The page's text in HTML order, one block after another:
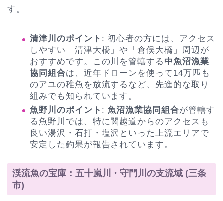
す。
清津川のポイント : 初心者の方には、アクセス
しやすい「清津大橋」や「倉俣大橋」周辺が
おすすめです。この川を管轄する 中魚沼漁業
協同組合は、近年ドローンを使って14万匹も
のアユの稚魚を放流するなど、先進的な取り
組みでも知られています。
魚野川のポイント : 魚沼漁業協同組合が管轄す
る魚野川では、特に関越道からのアクセスも
良い湯沢・石打・塩沢といった上流エリアで
安定した釣果が報告されています。
渓流魚の宝庫：五十嵐川・守門川の支流域 (三条
市)